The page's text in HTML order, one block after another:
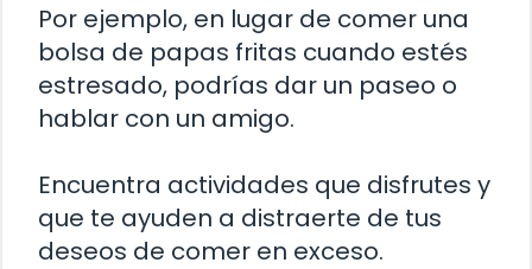
Por ejemplo, en lugar de comer una
bolsa de papas fritas cuando estés
estresado, podrías dar un paseo o
hablar con un amigo.
Encuentra actividades que disfrutes y
que te ayuden a distraerte de tus
deseos de comer en exceso.